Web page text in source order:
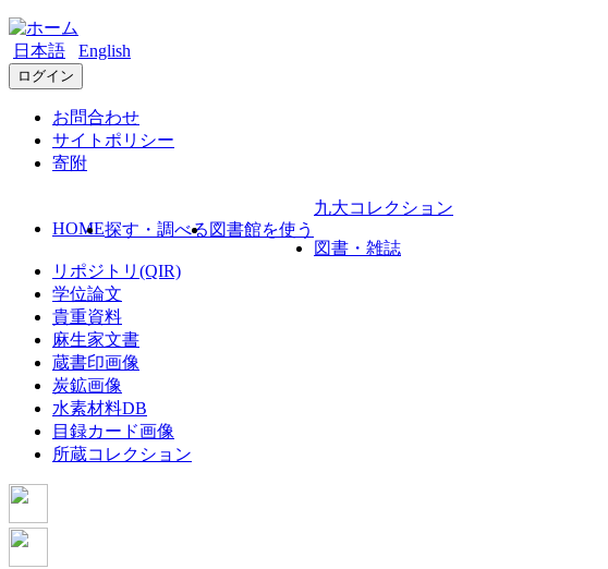
日本語 English
ログイン
お問合わせ
サイトポリシー
寄附
HOME探す・調べる 図書館を使う
九大コレクション
図書・雑誌
リポジトリ(QIR)
学位論文
貴重資料
麻生家文書
蔵書印画像
炭鉱画像
水素材料DB
目録カード画像
所蔵コレクション